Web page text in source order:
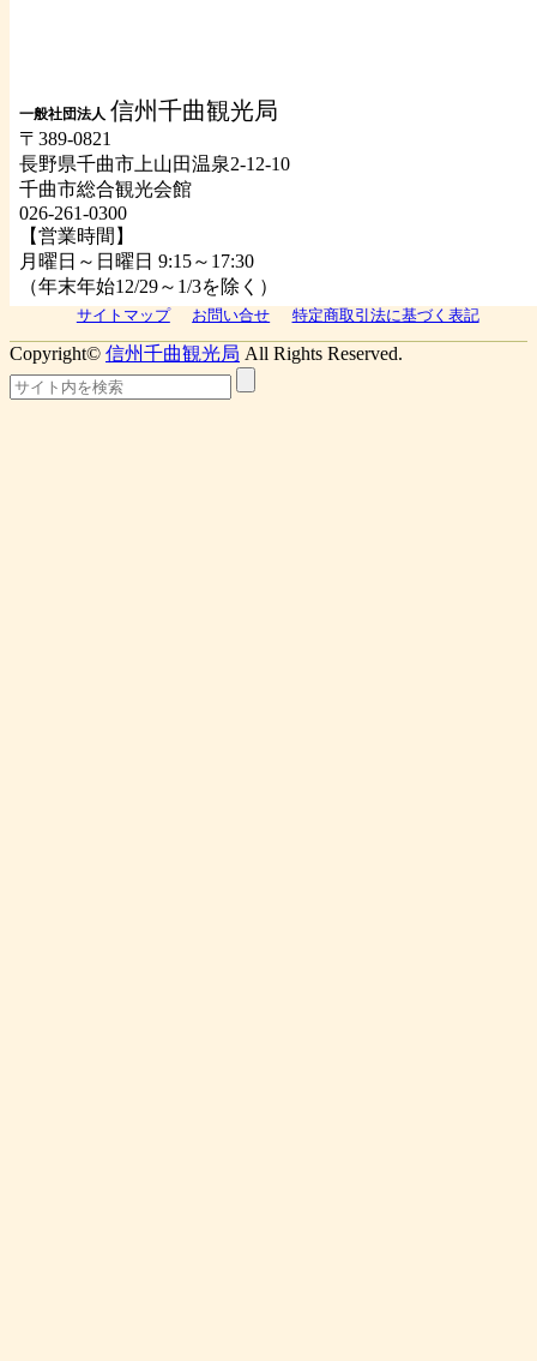
一般社団法人 信州千曲観光局
〒389-0821
長野県千曲市上山田温泉2-12-10
千曲市総合観光会館
026-261-0300
【営業時間】
月曜日～日曜日 9:15～17:30
（年末年始12/29～1/3を除く）
サイトマップ お問い合せ 特定商取引法に基づく表記
Copyright© 信州千曲観光局 All Rights Reserved.